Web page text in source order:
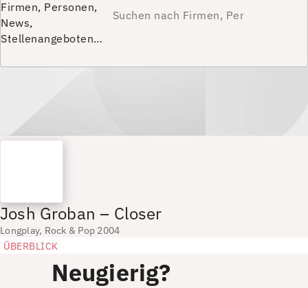
Firmen, Personen,
News,
Stellenangeboten…
Josh Groban – Closer
Longplay, Rock & Pop 2004
ÜBERBLICK
Neugierig?